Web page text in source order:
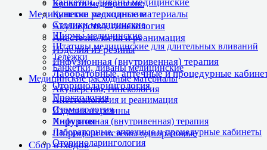
Медицинские расходные материалы
Акушерство, гинекология
Анестезиология и реанимация
Изделия из резины
Инфузионная (внутривенная) терапия
Лабораторные, аптечные и процедурные
Оториноларингология
Проктология
Стоматология
Хирургия
Шприцы и системы одноразовые
Сбор отходов
Кровати медицинские
Кушетки медицинские
Столики медицинские
Ширмы медицинские
Штативы медицинские для длительных вливаний
Тележки
Банкетки, диваны медицинские
Медицинские расходные материалы
Акушерство, гинекология
Анестезиология и реанимация
Изделия из резины
Инфузионная (внутривенная) терапия
Лабораторные, аптечные и процедурные кабинеты
Оториноларингология